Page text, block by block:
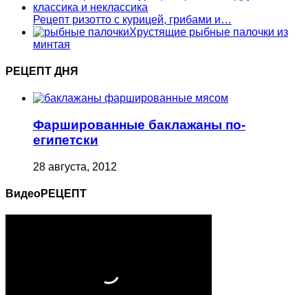
Рецепт ризотто с курицей, грибами и…
Хрустящие рыбные палочки из
минтая
РЕЦЕПТ ДНЯ
Фаршированные баклажаны по-
египетски
28 августа, 2012
ВидеоРЕЦЕПТ